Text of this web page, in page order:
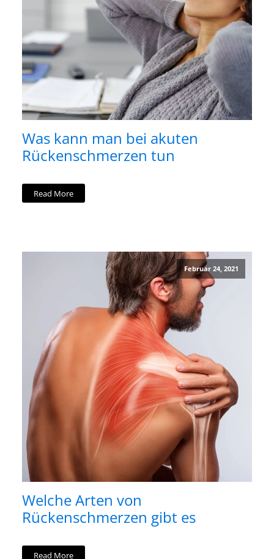
Was kann man bei akuten
Rückenschmerzen tun
Read More
Februar 24, 2021
Welche Arten von
Rückenschmerzen gibt es
Read More